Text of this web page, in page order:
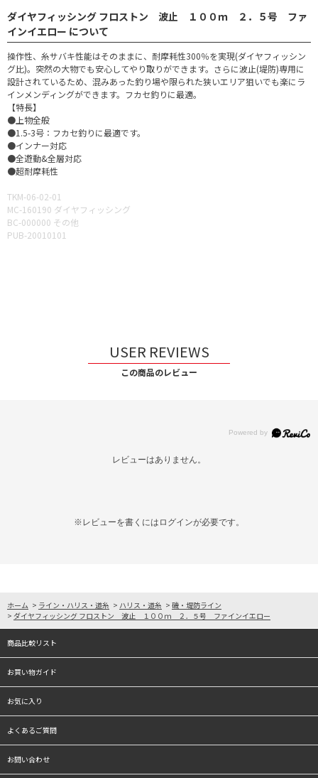
ダイヤフィッシング フロストン 波止 １００ｍ ２．５号 ファ
インイエロー について
操作性、糸サバキ性能はそのままに、耐摩耗性300％を実現(ダイヤフィッシン
グ比)。突然の大物でも安心してやり取りができます。さらに波止(堤防)専用に
設計されているため、混みあった釣り場や限られた狭いエリア狙いでも楽にラ
インメンディングができます。フカセ釣りに最適。
【特長】
●上物全般
●1.5-3号：フカセ釣りに最適です。
●インナー対応
●全遊動&全層対応
●超耐摩耗性
TKM-06-02-01
MC-160190 ダイヤフィッシング
BC-000000 その他
PUB-20010101
USER REVIEWS
この商品のレビュー
レビューはありません。
※レビューを書くには ログインが必要です。
ホーム > ライン・ハリス・道糸 > ハリス・道糸 > 磯・堤防ライン
> ダイヤフィッシング フロストン 波止 １００ｍ ２．５号 ファインイエロー
商品比較リスト
お買い物ガイド
お気に入り
よくあるご質問
お問い合わせ